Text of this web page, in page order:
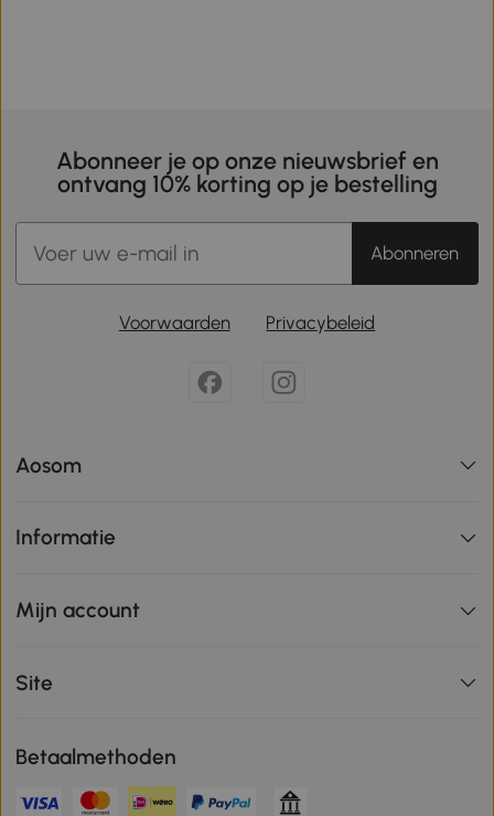
Abonneer je op onze nieuwsbrief en
ontvang 10% korting op je bestelling
Abonneren
Voorwaarden Privacybeleid
Aosom
Informatie
Mijn account
Site
Betaalmethoden